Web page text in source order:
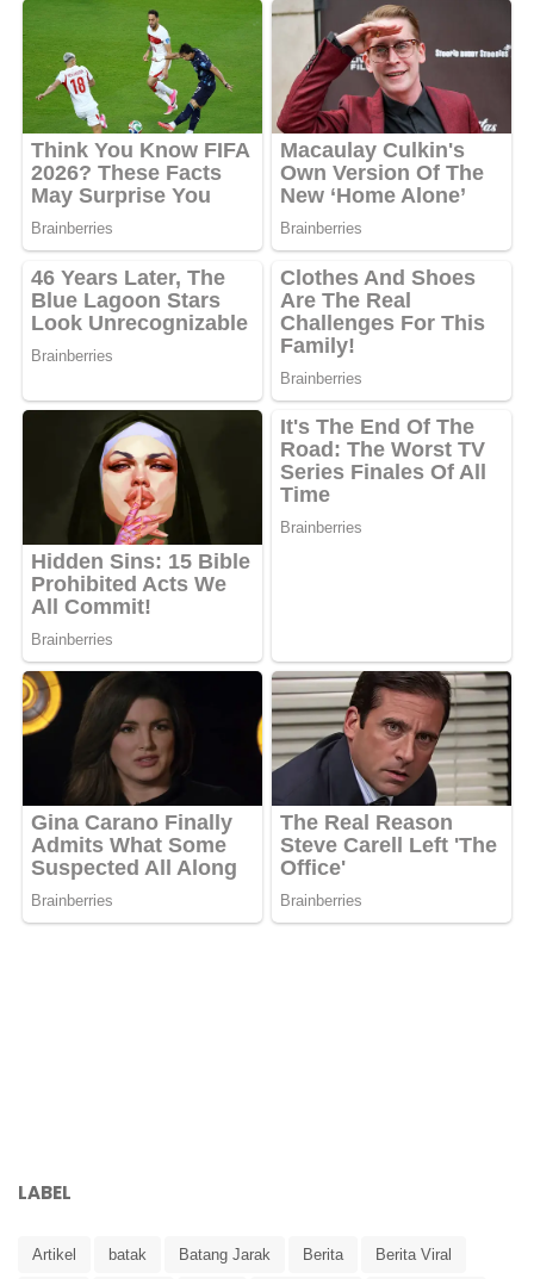
LABEL
Artikel batak Batang Jarak Berita Berita Viral